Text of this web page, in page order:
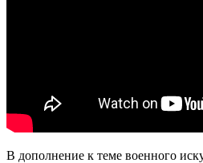
В дополнение к теме военного